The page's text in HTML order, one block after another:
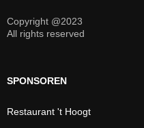
Copyright @2023
All rights reserved
SPONSOREN
Restaurant 't Hoogt